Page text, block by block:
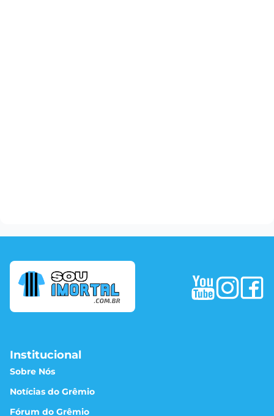
Institucional
Sobre Nós
Notícias do Grêmio
Fórum do Grêmio